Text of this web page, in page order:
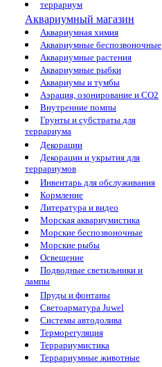
террариум
Аквариумный магазин
Аквариумная химия
Аквариумные беспозвоночные
Аквариумные растения
Аквариумные рыбки
Аквариумы и тумбы
Аэрация, озонирование и CO2
Внутренние помпы
Грунты и субстраты для
террариума
Декорации
Декорации и укрытия для
террариумов
Инвентарь для обслуживания
Кормление
Литература и видео
Морская аквариумистика
Морские беспозвоночные
Морские рыбы
Освещение
Подводные светильники и
лампы
Пруды и фонтаны
Светоарматура Juwel
Системы автодолива
Терморегуляция
Террариумистика
Террариумные животные